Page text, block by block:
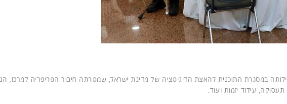
במסגרת התוכנית להאצת הדיגיטציה של מדינת ישראל, שמטרתה חיבור הפריפריה למרכז,
עידוד יזמות ועוד.